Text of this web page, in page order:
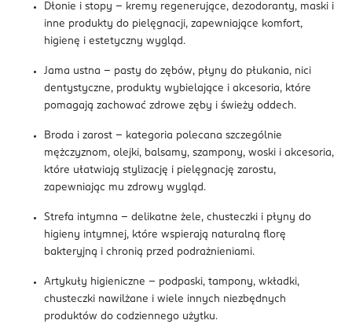
Dłonie i stopy – kremy regenerujące, dezodoranty, maski i
inne produkty do pielęgnacji, zapewniające komfort,
higienę i estetyczny wygląd.
Jama ustna – pasty do zębów, płyny do płukania, nici
dentystyczne, produkty wybielające i akcesoria, które
pomagają zachować zdrowe zęby i świeży oddech.
Broda i zarost – kategoria polecana szczególnie
mężczyznom, olejki, balsamy, szampony, woski i akcesoria,
które ułatwiają stylizację i pielęgnację zarostu,
zapewniając mu zdrowy wygląd.
Strefa intymna – delikatne żele, chusteczki i płyny do
higieny intymnej, które wspierają naturalną florę
bakteryjną i chronią przed podrażnieniami.
Artykuły higieniczne – podpaski, tampony, wkładki,
chusteczki nawilżane i wiele innych niezbędnych
produktów do codziennego użytku.